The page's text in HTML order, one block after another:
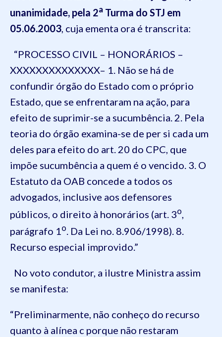
unanimidade, pela 2a Turma do STJ em
05.06.2003 , cuja ementa ora é transcrita:
“PROCESSO CIVIL – HONORÁRIOS –
XXXXXXXXXXXXXX– 1. Não se há de
confundir órgão do Estado com o próprio
Estado, que se enfrentaram na ação, para
efeito de suprimir-se a sucumbência. 2. Pela
teoria do órgão examina-se de per si cada um
deles para efeito do art. 20 do CPC, que
impõe sucumbência a quem é o vencido. 3. O
Estatuto da OAB concede a todos os
advogados, inclusive aos defensores
públicos, o direito à honorários (art. 3o
parágrafo 1o. Da Lei no. 8.906/1998). 8.
Recurso especial improvido.”
No voto condutor, a ilustre Ministra assim
se manifesta:
“Preliminarmente, não conheço do recurso
quanto à alínea c porque não restaram